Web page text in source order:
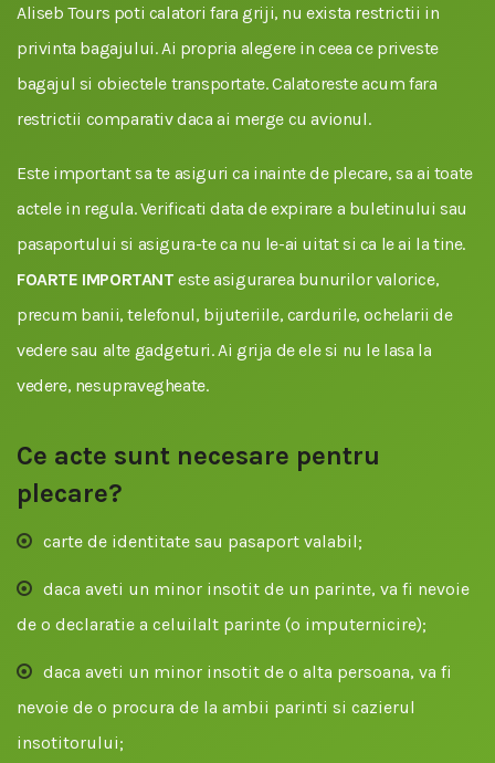
Aliseb Tours poti calatori fara griji, nu exista restrictii in
privinta bagajului. Ai propria alegere in ceea ce priveste
bagajul si obiectele transportate. Calatoreste acum fara
restrictii comparativ daca ai merge cu avionul.
Este important sa te asiguri ca inainte de plecare, sa ai toate
actele in regula. Verificati data de expirare a buletinului sau
pasaportului si asigura-te ca nu le-ai uitat si ca le ai la tine.
FOARTE IMPORTANT este asigurarea bunurilor valorice,
precum banii, telefonul, bijuteriile, cardurile, ochelarii de
vedere sau alte gadgeturi. Ai grija de ele si nu le lasa la
vedere, nesupravegheate.
Ce acte sunt necesare pentru
plecare?
carte de identitate sau pasaport valabil;
daca aveti un minor insotit de un parinte, va fi nevoie
de o declaratie a celuilalt parinte (o imputernicire);
daca aveti un minor insotit de o alta persoana, va fi
nevoie de o procura de la ambii parinti si cazierul
insotitorului;